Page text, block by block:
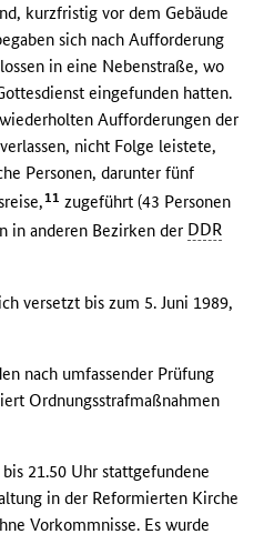
kurzfristig vor dem Gebäude
sich nach Aufforderung
in eine Nebenstraße, wo
eingefunden hatten.
Aufforderungen der
nicht Folge leistete,
Personen, darunter fünf
11 zugeführt (43 Personen
in anderen Bezirken der DDR
versetzt bis zum 5. Juni 1989,
nach umfassender Prüfung
Ordnungsstrafmaßnahmen
21.50 Uhr stattgefundene
in der Reformierten Kirche
Vorkommnisse. Es wurde